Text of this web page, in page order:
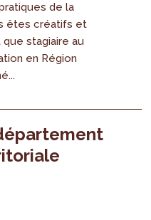
de la
êtes créatifs et
stagiaire au
en Région